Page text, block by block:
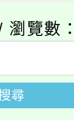
專業人
、30在
潭區
行報名
瀏覽數
尋